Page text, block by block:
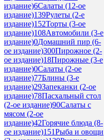
издание)6Салаты (12-ое
издание)139Рулеты (2-е
издание)152Торты (3-ое
издание)108Автомобили (3-е
издание)0Домашний пир (6-
ое издание)300Пирожное (2-
ое издание)18Пирожные (3-е
издание)0Салаты (2-ое
издание)77Блины (3-е
издание)29Запеканки (2-ое
издание)78Пасхальный стол
(2-ое издание)90Салаты с
мясом (2-ое
издание)42Горячие блюда (8-
ое издание)151Рыба и овощи